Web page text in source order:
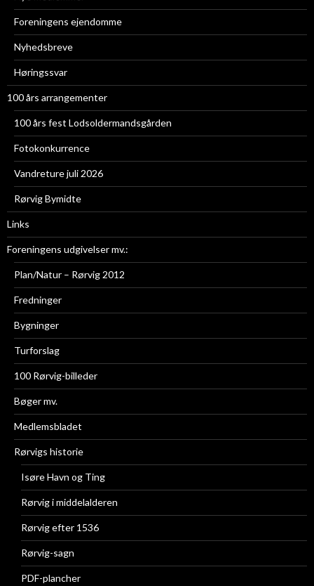
Foreningens ejendomme
Nyhedsbreve
Høringssvar
100 års arrangementer
100 års fest Lodsoldermandsgården
Fotokonkurrence
Vandreture juli 2026
Rørvig Bymidte
Links
Foreningens udgivelser mv.:
Plan/Natur – Rørvig 2012
Fredninger
Bygninger
Turforslag
100 Rørvig-billeder
Bøger mv.
Medlemsbladet
Rørvigs historie
Isøre Havn og Ting
Rørvig i middelalderen
Rørvig efter 1536
Rørvig-sagn
PDF-plancher